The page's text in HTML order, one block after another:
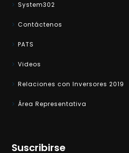
System302
Contáctenos
PATS
Videos
Relaciones con Inversores 2019
Área Representativa
Suscribirse